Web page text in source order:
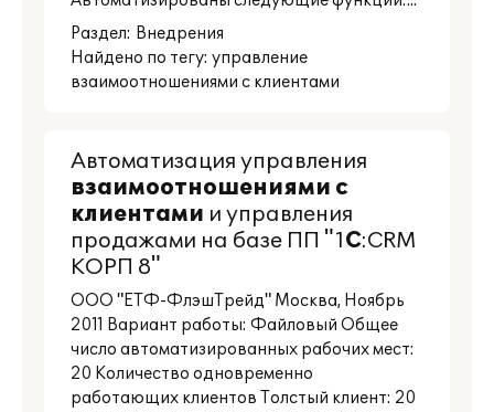
Раздел: Внедрения
Найдено по тегу: управление
взаимоотношениями с клиентами
Автоматизация управления
взаимоотношениями с
клиентами и управления
продажами на базе ПП "1С:CRM
КОРП 8"
ООО "ЕТФ-ФлэшТрейд" Москва, Ноябрь
2011 Вариант работы: Файловый Общее
число автоматизированных рабочих мест:
20 Количество одновременно
работающих клиентов Толстый клиент: 20